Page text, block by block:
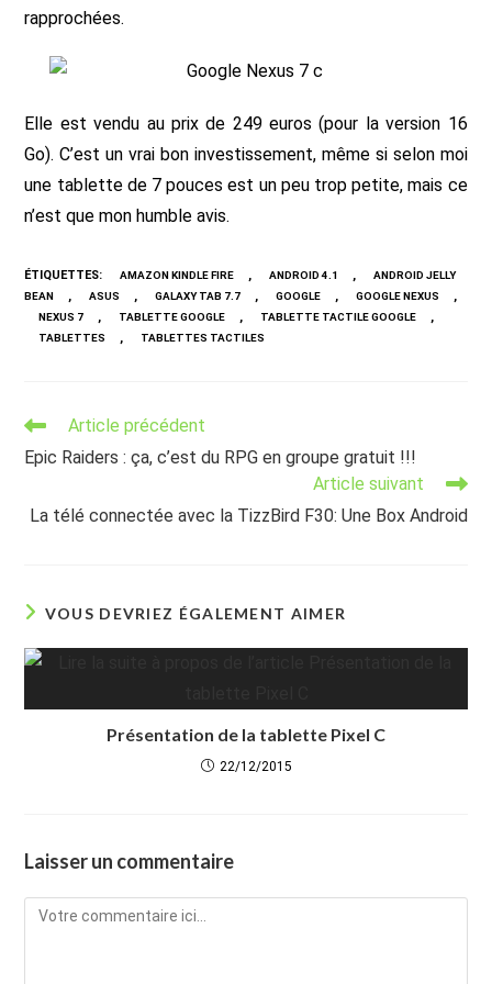
rapprochées.
Elle est vendu au prix de 249 euros (pour la version 16
Go). C’est un vrai bon investissement, même si selon moi
une tablette de 7 pouces est un peu trop petite, mais ce
n’est que mon humble avis.
ÉTIQUETTES: AMAZON KINDLE FIRE , ANDROID 4.1 ,
ANDROID JELLY
BEAN
, ASUS , GALAXY TAB 7.7 , GOOGLE , GOOGLE NEXUS ,
NEXUS 7 , TABLETTE GOOGLE , TABLETTE TACTILE GOOGLE ,
TABLETTES , TABLETTES TACTILES
Read
articles
Article précédent
Epic Raiders : ça, c’est du RPG en groupe gratuit !!!
Article suivant
La télé connectée avec la TizzBird F30: Une Box Android
VOUS DEVRIEZ ÉGALEMENT AIMER
Présentation de la tablette Pixel C
22/12/2015
Laisser un commentaire
Comment